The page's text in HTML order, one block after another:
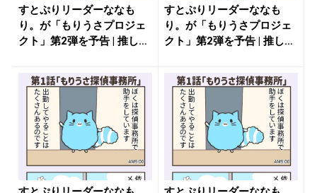
すとぷりリーダーななも
り。が「もりうさプロジェ
クト」第2弾を予告 | 推しが
すとぷりリーダーななも
り。が「もりうさプロジェ
クト」第2弾を予告 | 推しが